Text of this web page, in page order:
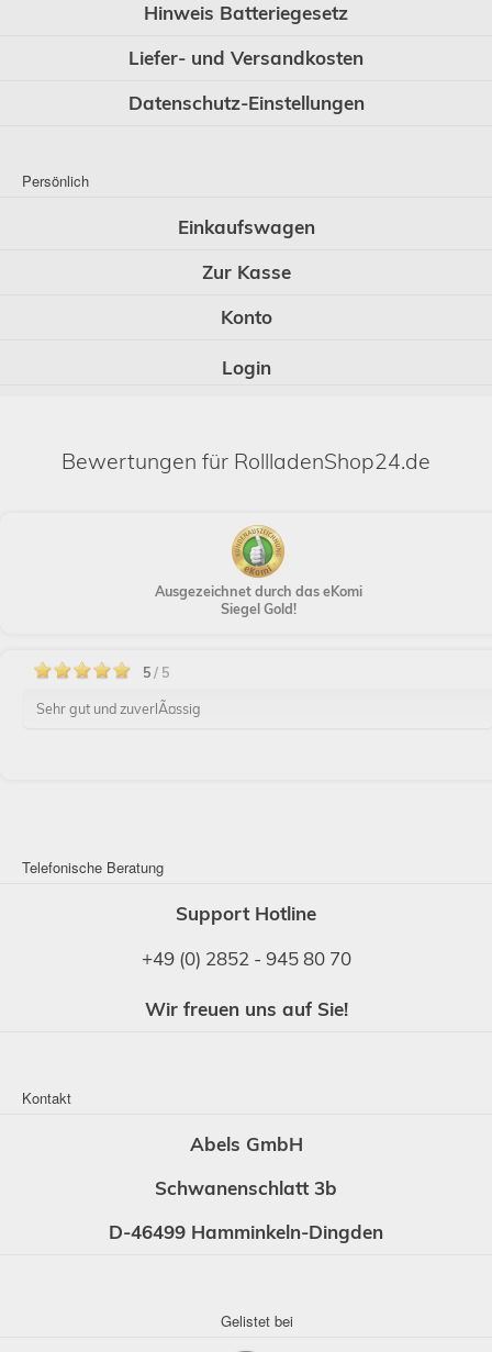
Hinweis Batteriegesetz
Liefer- und Versandkosten
Datenschutz-Einstellungen
Persönlich
Einkaufswagen
Zur Kasse
Konto
Login
Bewertungen für RollladenShop24.de
Ausgezeichnet durch das eKomi
Siegel Gold!
5/ 5
Sehr gut und zuverlÃ¤ssig
Telefonische Beratung
Support Hotline
+49 (0) 2852 - 945 80 70
Wir freuen uns auf Sie!
Kontakt
Abels GmbH
Schwanenschlatt 3b
D-46499 Hamminkeln-Dingden
Gelistet bei